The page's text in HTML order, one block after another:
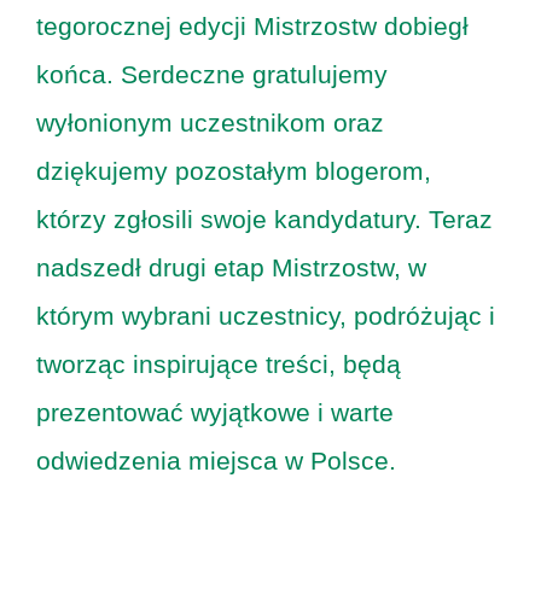
tegorocznej edycji Mistrzostw dobiegł
końca. Serdeczne gratulujemy
wyłonionym uczestnikom oraz
dziękujemy pozostałym blogerom,
którzy zgłosili swoje kandydatury. Teraz
nadszedł drugi etap Mistrzostw, w
którym wybrani uczestnicy, podróżując i
tworząc inspirujące treści, będą
prezentować wyjątkowe i warte
odwiedzenia miejsca w Polsce.